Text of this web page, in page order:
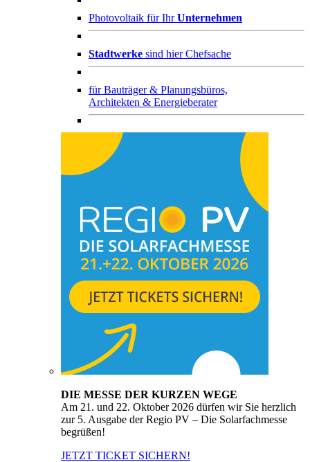
Photovoltaik für IhrUnternehmen
Stadtwerke sind hier Chefsache
fürBauträger & Planungsbüros,
Architekten & Energieberater
DIE MESSE DER KURZEN WEGE
Am 21. und 22. Oktober 2026 dürfen wir Sie herzlich
zur 5. Ausgabe der Regio PV – Die Solarfachmesse
begrüßen!
JETZT TICKET SICHERN!